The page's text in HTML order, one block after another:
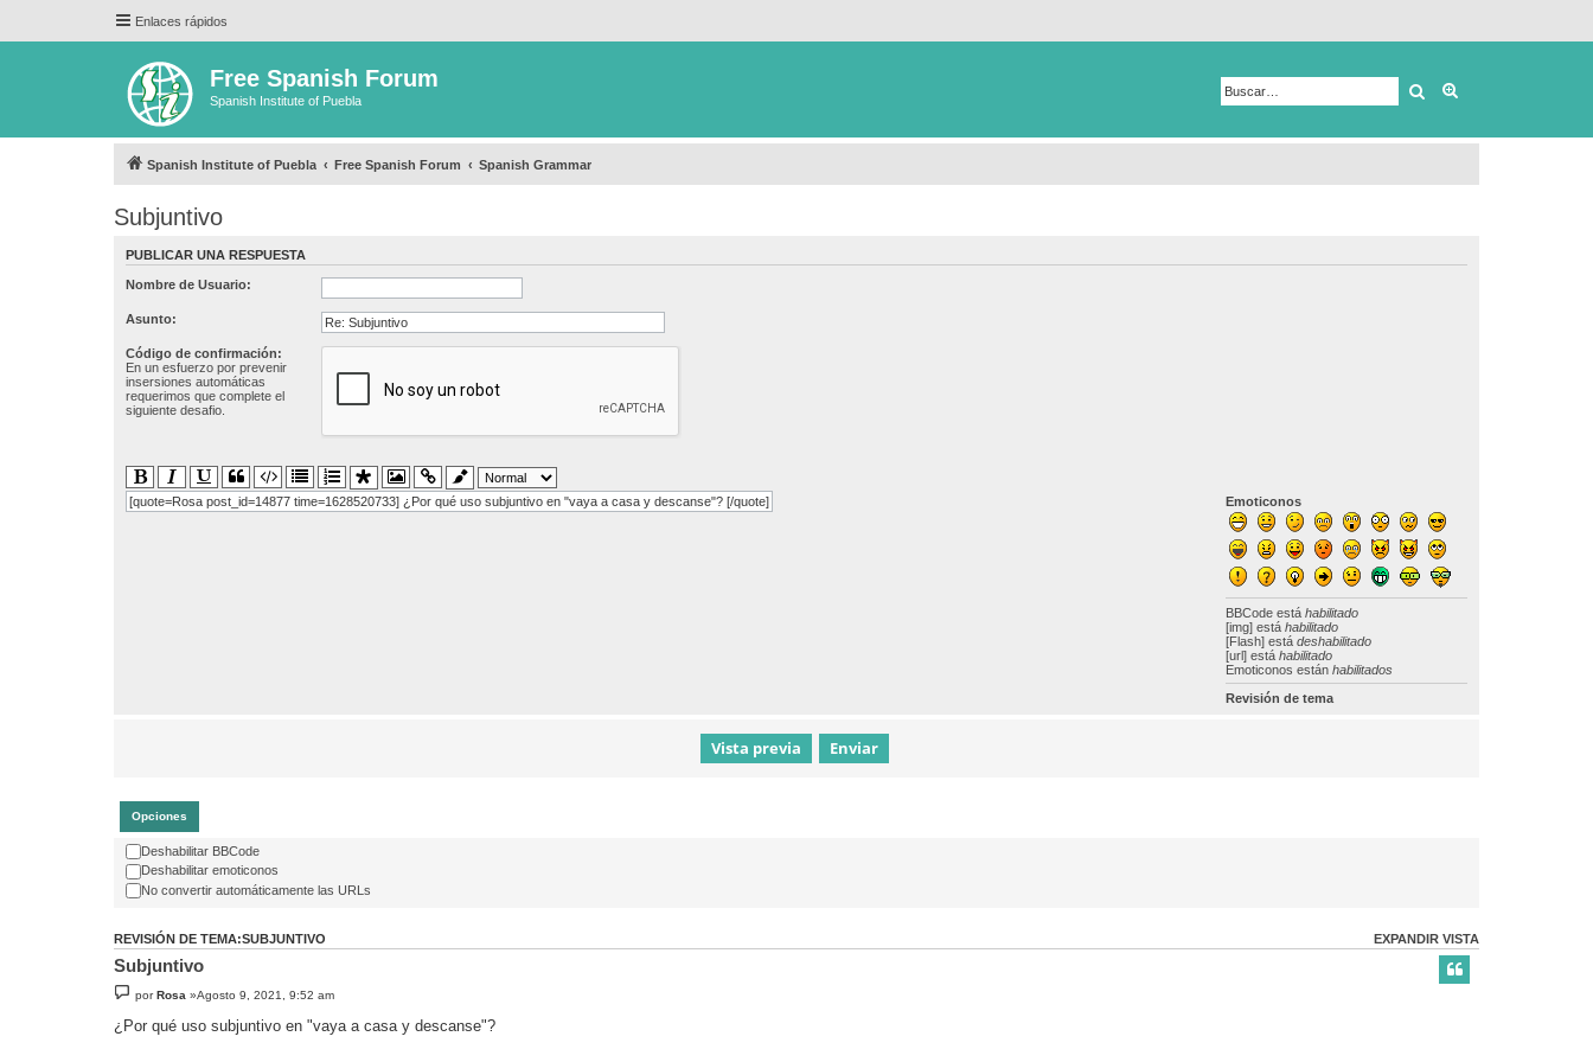
Enlaces rápidos
Free Spanish Forum
Spanish Institute of Puebla Buscar
Spanish Institute of Puebla Free Spanish Forum Spanish Grammar
Subjuntivo
PUBLICAR UNA RESPUESTA
Nombre de Usuario:
Asunto:
Código de confirmación:
En un esfuerzo por prevenir
insersiones automáticas
requerimos que complete el
siguiente desafio.
Emoticonos
BBCode estáhabilitado
[img] estáhabilitado
[Flash] estádeshabilitado
[url] estáhabilitado
Emoticonos estánhabilitados
Revisión de tema
[quote=Rosa post_id=14877 time=1628520733] ¿Por qué uso subjuntivo en "vaya a casa y descanse"? [/quote]
Opciones
Deshabilitar BBCode
Deshabilitar emoticonos
No convertir automáticamente las URLs
EXPANDIR VISTA
REVISIÓN DE TEMA:SUBJUNTIVO
Subjuntivo
porRosa »Agosto 9, 2021, 9:52 am
¿Por qué uso subjuntivo en "vaya a casa y descanse"?